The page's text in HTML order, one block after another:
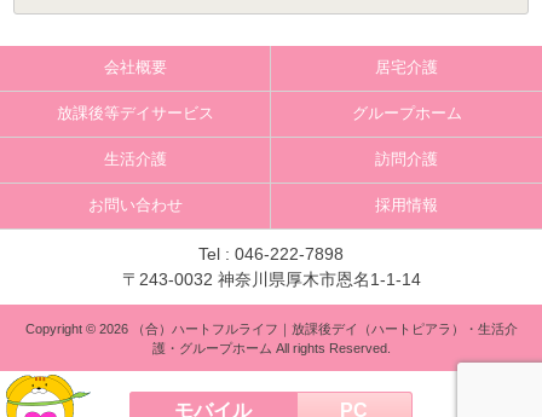
ビ
ー
シ
ョ
ン
会社概要 居宅介護
放課後等デイサービス グループホーム
生活介護 訪問介護
お問い合わせ 採用情報
Tel : 046-222-7898
〒243-0032 神奈川県厚木市恩名1-1-14
Copyright © 2026 （合）ハートフルライフ｜放課後デイ（ハートピアラ）・生活介
護・グループホーム All rights Reserved.
モバイル PC